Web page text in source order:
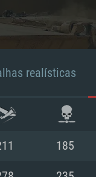
realísticas
185